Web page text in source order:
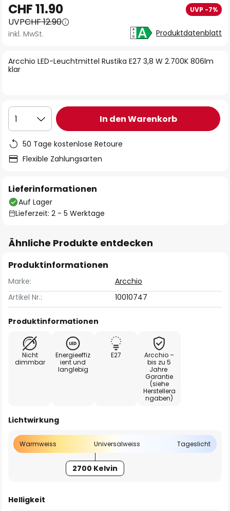
Anfang
der
Bildgalerie
Arcchio LED-Leuchtmittel Rustika E27 3,8 W 2.700K 806lm
klar
CHF 11.90 UVP -7%
UVPCHF 12.90
inkl. MwSt. Produktdatenblatt
1 In den Warenkorb
50 Tage kostenlose Retoure
Flexible Zahlungsarten
Lieferinformationen
Auf Lager
Lieferzeit: 2 - 5 Werktage
Ähnliche Produkte entdecken
Produktinformationen
Marke:
Arcchio
Artikel Nr.:
10010747
Produktinformationen
Nicht
dimmbar
Energieeffiz
ient und
langlebig
E27
Arcchio –
bis zu 5
Jahre
Garantie
(siehe
Herstellera
ngaben)
Lichtwirkung
Warmweiss Universalweiss Tageslicht
2700 Kelvin
Helligkeit